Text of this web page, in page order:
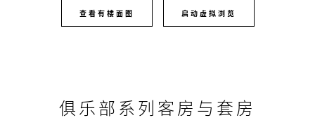
查看有楼面图 启动虚拟浏览
俱乐部系列客房与套房